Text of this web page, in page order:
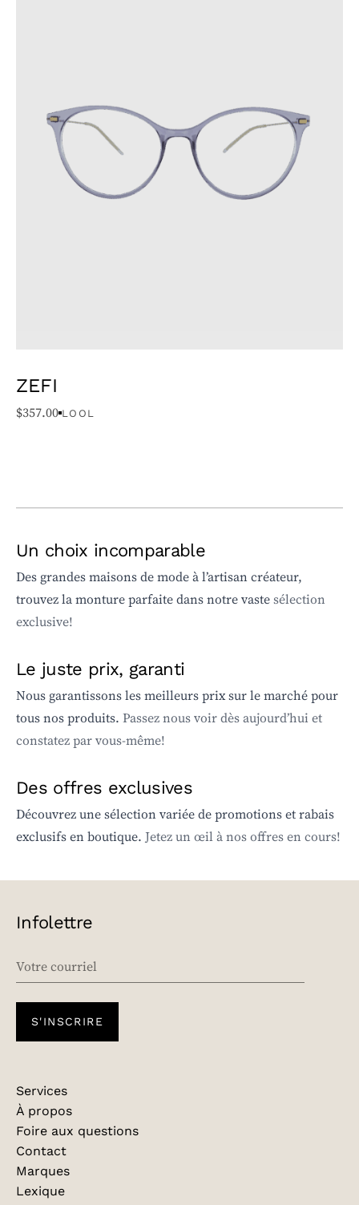
ZEFI
$357.00 LOOL
Un choix incomparable
Des grandes maisons de mode à l’artisan créateur,
trouvez la monture parfaite dans notre vastesélection
exclusive!
Le juste prix, garanti
Nous garantissons les meilleurs prix sur le marché pour
tous nos produits. Passez nous voir dès aujourd’hui et
constatez par vous-même!
Des offres exclusives
Découvrez une sélection variée de promotions et rabais
exclusifs en boutique. Jetez un œil à nos offres en cours!
Infolettre
S'INSCRIRE
Services
À propos
Foire aux questions
Contact
Marques
Lexique